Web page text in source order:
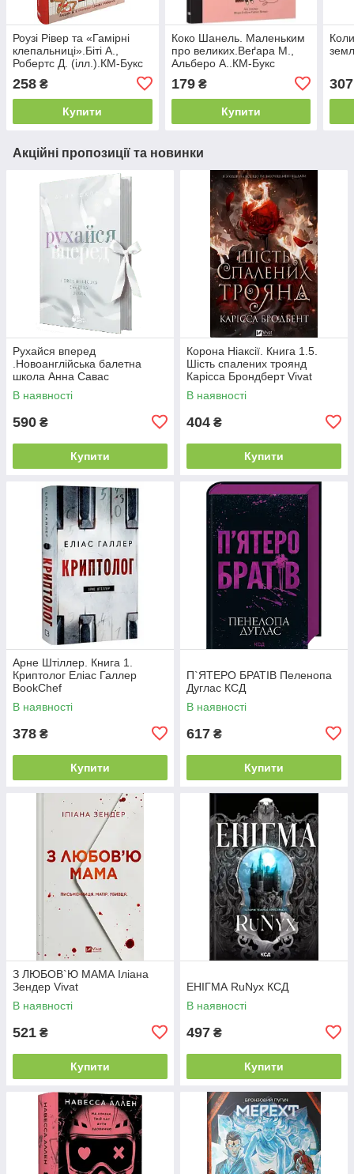
Роузі Рівер та «Гамірні
клепальниці».Біті А.,
Робертс Д. (ілл.).КМ-Букс
258 ₴
Купити
Коко Шанель. Маленьким
про великих.Веґара М.,
Альберо А..КМ-Букс
179₴
Купити
307
Акційні пропозиції та новинки
Рухайся вперед
.Новоанглійська балетна
школа Анна Савас
READBERRY
В наявності
590 ₴
Купити
Корона Ніаксії. Книга 1.5.
Шість спалених троянд
Карісса Брондберт Vivat
В наявності
404 ₴
Купити
Арне Штіллер. Книга 1.
Криптолог Еліас Галлер
BookChef
В наявності
378 ₴
Купити
П`ЯТЕРО БРАТІВ Пеленопа
Дуглас КСД
В наявності
617 ₴
Купити
З ЛЮБОВ`Ю МАМА Іліана
Зендер Vivat
В наявності
521 ₴
Купити
ЕНІГМА RuNyx КСД
В наявності
497 ₴
Купити